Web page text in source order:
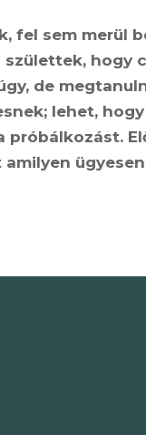
fel sem merül
hogy
de
lehet,
próbálkozást.